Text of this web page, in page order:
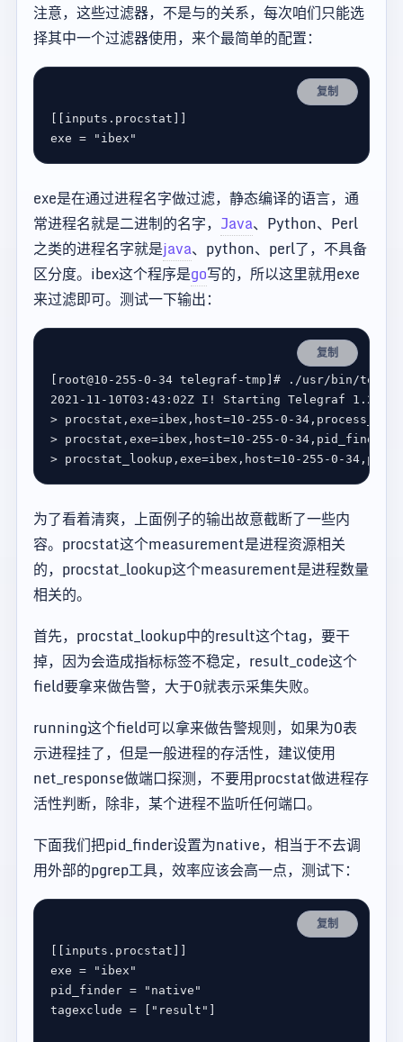
注意，这些过滤器，不是与的关系，每次咱们只能选
择其中一个过滤器使用，来个最简单的配置：
复制
inputs . procstat
exe = "ibex"
exe是在通过进程名字做过滤，静态编译的语言，通
常进程名就是二进制的名字， Java、Python、Perl
之类的进程名字就是java、python、perl了，不具备
区分度。ibex这个程序是go写的，所以这里就用exe
来过滤即可。测试一下输出：
复制
root@10-255-0-34 telegraf-tmp # ./usr/bin/
> procstat,exe=ibex,host=10-255-0-34,process_name
> procstat,exe=ibex,host=10-255-0-34,pid_finder
> procstat_lookup,exe=ibex,host=10-255-0-
为了看着清爽，上面例子的输出故意截断了一些内
容。procstat这个measurement是进程资源相关
的，procstat_lookup这个measurement是进程数量
相关的。
首先，procstat_lookup中的result这个tag，要干
掉，因为会造成指标标签不稳定，result_code这个
field要拿来做告警，大于0就表示采集失败。
running这个field可以拿来做告警规则，如果为0表
示进程挂了，但是一般进程的存活性，建议使用
net_response做端口探测，不要用procstat做进程存
活性判断，除非，某个进程不监听任何端口。
下面我们把pid_finder设置为native，相当于不去调
用外部的pgrep工具，效率应该会高一点，测试下：
复制
inputs.procstat
exe =
"ibex"
pid_finder =
"native"
tagexclude = "result"